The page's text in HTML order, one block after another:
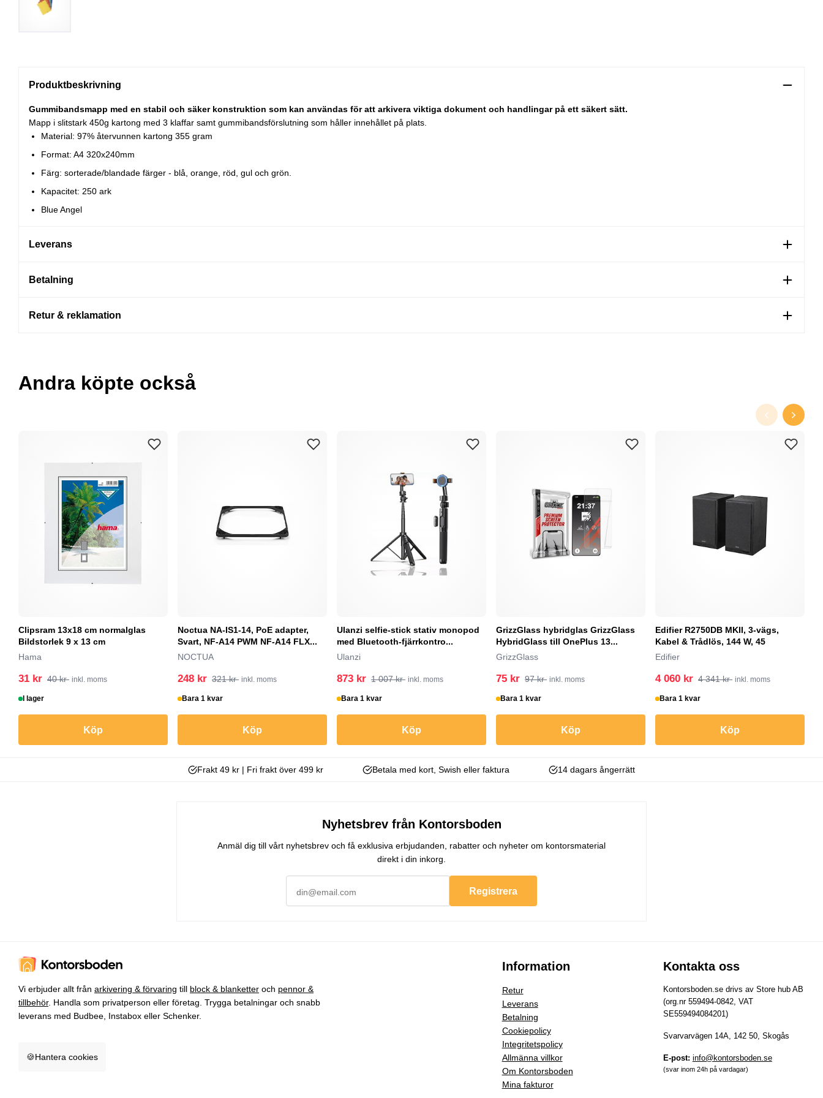
Produktbeskrivning
Gummibandsmapp med en stabil och säker konstruktion som kan användas för att arkivera viktiga dokument och handlingar på ett säkert sätt.
Mapp i slitstark 450g kartong med 3 klaffar samt gummibandsförslutning som håller innehållet på plats.
Material: 97% återvunnen kartong 355 gram
Format: A4 320x240mm
Färg: sorterade/blandade färger - blå, orange, röd, gul och grön.
Kapacitet: 250 ark
Blue Angel
Leverans
Betalning
Retur & reklamation
Andra köpte också
Clipsram 13x18 cm normalglas
Bildstorlek 9 x 13 cm
Hama
31 kr 40 kr inkl. moms
I lager
Köp
Noctua NA-IS1-14, PoE adapter,
Svart, NF-A14 PWM NF-A14 FLX...
NOCTUA
248 kr 321 kr inkl. moms
Bara 1 kvar
Köp
Ulanzi selfie-stick stativ monopod
med Bluetooth-fjärrkontro...
Ulanzi
873 kr 1 007 kr inkl. moms
Bara 1 kvar
Köp
GrizzGlass hybridglas GrizzGlass
HybridGlass till OnePlus 13...
GrizzGlass
75 kr 97 kr inkl. moms
Bara 1 kvar
Köp
Edifier R2750DB MKII, 3-vägs,
Kabel & Trådlös, 144 W, 45
Edifier
4 060 kr 4 341 kr inkl. moms
Bara 1 kvar
Köp
Frakt 49 kr | Fri frakt över 499 kr Betala med kort, Swish eller faktura 14 dagars ångerrätt
Nyhetsbrev från Kontorsboden
Anmäl dig till vårt nyhetsbrev och få exklusiva erbjudanden, rabatter och nyheter om kontorsmaterial
direkt i din inkorg.
Registrera
Vi erbjuder allt från arkivering & förvaring till block & blanketter och pennor &
tillbehör. Handla som privatperson eller företag. Trygga betalningar och snabb
leverans med Budbee, Instabox eller Schenker.
🍪Hantera cookies
Information
Retur
Leverans
Betalning
Cookiepolicy
Integritetspolicy
Allmänna villkor
Om Kontorsboden
Mina fakturor
Kontakta oss
Kontorsboden.se drivs av Store hub AB
(org.nr 559494-0842, VAT
SE559494084201)
Svarvarvägen 14A, 142 50, Skogås
E-post: info@kontorsboden.se
(svar inom 24h på vardagar)